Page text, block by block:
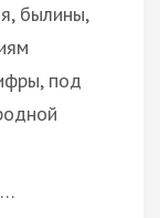
былины,
под